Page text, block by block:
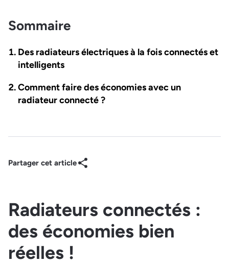
Sommaire
Des radiateurs électriques à la fois connectés et
intelligents
Comment faire des économies avec un
radiateur connecté ?
Partager cet article
Radiateurs connectés :
des économies bien
réelles !